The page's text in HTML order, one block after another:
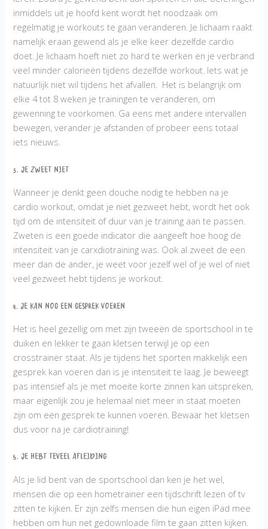
inmiddels uit je hoofd kent wordt het noodzaak om
regelmatig je workouts te gaan veranderen. Je lichaam raakt
namelijk eraan gewend als je elke keer dezelfde cardio
doet. Je lichaam hoeft niet zo hard te werken en je verbrand
veel minder calorieën tijdens dezelfde workout. Iets wat je
natuurlijk niet wil tijdens het afvallen. Het is belangrijk om
elke 4 tot 8 weken je trainingen te veranderen, om
gewenning te voorkomen. Ga eens met andere intervallen
bewegen, verander je afstanden of probeer eens totaal
iets nieuws.
3. Je zweet niet
Wanneer je denkt geen douche nodig te hebben na je
cardio workout, omdat je niet gezweet hebt, wordt het ook
tijd om de intensiteit of duur van je training aan te passen.
Zweten is een goede indicator die aangeeft hoe hoog de
intensiteit van je carxdiotraining was. Ook al zweet de een
meer dan de ander, je weet voor jezelf wel of je wel of niet
veel gezweet hebt tijdens je workout.
4. Je kan nog een gesprek voeren
Het is heel gezellig om met zijn tweeën de sportschool in te
duiken en lekker te gaan kletsen terwijl je op een
crosstrainer staat. Als je tijdens het sporten makkelijk een
gesprek kan voeren dan is je intensiteit te laag. Je beweegt
pas intensief als je met moeite korte zinnen kan uitspreken,
maar eigenlijk zou je helemaal niet meer in staat moeten
zijn om een gesprek te kunnen voeren. Bewaar het kletsen
dus voor na je cardiotraining!
5. Je hebt teveel afleiding
Als je lid bent van de sportschool dan ken je het wel,
mensen die op een hometrainer een tijdschrift lezen of tv
zitten te kijken. Er zijn zelfs mensen die hun eigen iPad mee
hebben om hun net gedownloade film te gaan zitten kijken.